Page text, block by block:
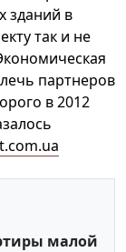
зданий в
так и не
партнеров
в 2012
малой